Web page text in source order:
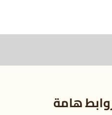
هامة